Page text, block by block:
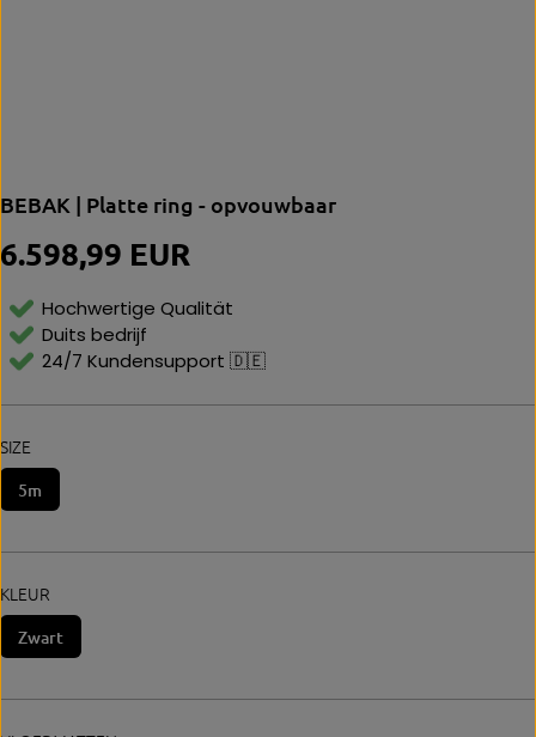
BEBAK | Platte ring - opvouwbaar
N
M
Ri
6.598,99 EUR
Hochwertige Qualität
Duits bedrijf
24/7 Kundensupport 🇩🇪
SIZE
5m
KLEUR
Zwart